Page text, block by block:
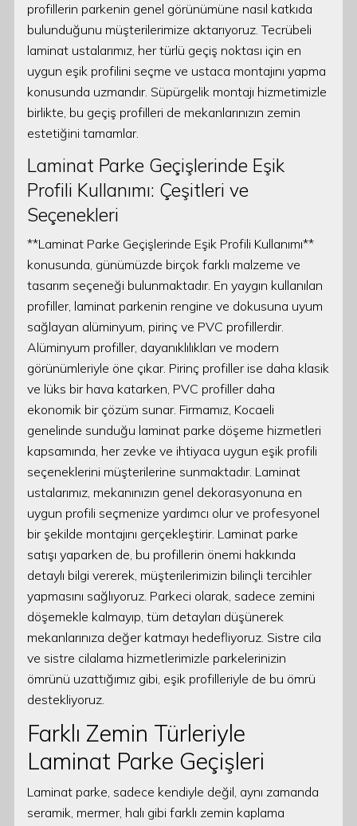
profillerin parkenin genel görünümüne nasıl katkıda
bulunduğunu müşterilerimize aktarıyoruz. Tecrübeli
laminat ustalarımız, her türlü geçiş noktası için en
uygun eşik profilini seçme ve ustaca montajını yapma
konusunda uzmandır. Süpürgelik montajı hizmetimizle
birlikte, bu geçiş profilleri de mekanlarınızın zemin
estetiğini tamamlar.
Laminat Parke Geçişlerinde Eşik
Profili Kullanımı: Çeşitleri ve
Seçenekleri
**Laminat Parke Geçişlerinde Eşik Profili Kullanımı**
konusunda, günümüzde birçok farklı malzeme ve
tasarım seçeneği bulunmaktadır. En yaygın kullanılan
profiller, laminat parkenin rengine ve dokusuna uyum
sağlayan alüminyum, pirinç ve PVC profillerdir.
Alüminyum profiller, dayanıklılıkları ve modern
görünümleriyle öne çıkar. Pirinç profiller ise daha klasik
ve lüks bir hava katarken, PVC profiller daha
ekonomik bir çözüm sunar. Firmamız, Kocaeli
genelinde sunduğu laminat parke döşeme hizmetleri
kapsamında, her zevke ve ihtiyaca uygun eşik profili
seçeneklerini müşterilerine sunmaktadır. Laminat
ustalarımız, mekanınızın genel dekorasyonuna en
uygun profili seçmenize yardımcı olur ve profesyonel
bir şekilde montajını gerçekleştirir. Laminat parke
satışı yaparken de, bu profillerin önemi hakkında
detaylı bilgi vererek, müşterilerimizin bilinçli tercihler
yapmasını sağlıyoruz. Parkeci olarak, sadece zemini
döşemekle kalmayıp, tüm detayları düşünerek
mekanlarınıza değer katmayı hedefliyoruz. Sistre cila
ve sistre cilalama hizmetlerimizle parkelerinizin
ömrünü uzattığımız gibi, eşik profilleriyle de bu ömrü
destekliyoruz.
Farklı Zemin Türleriyle
Laminat Parke Geçişleri
Laminat parke, sadece kendiyle değil, aynı zamanda
seramik, mermer, halı gibi farklı zemin kaplama